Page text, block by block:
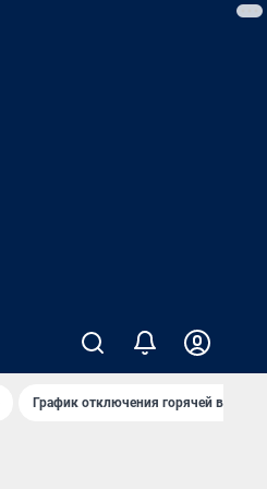
График отключения горячей воды в